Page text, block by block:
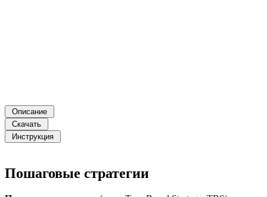
Пошаговые стратегии